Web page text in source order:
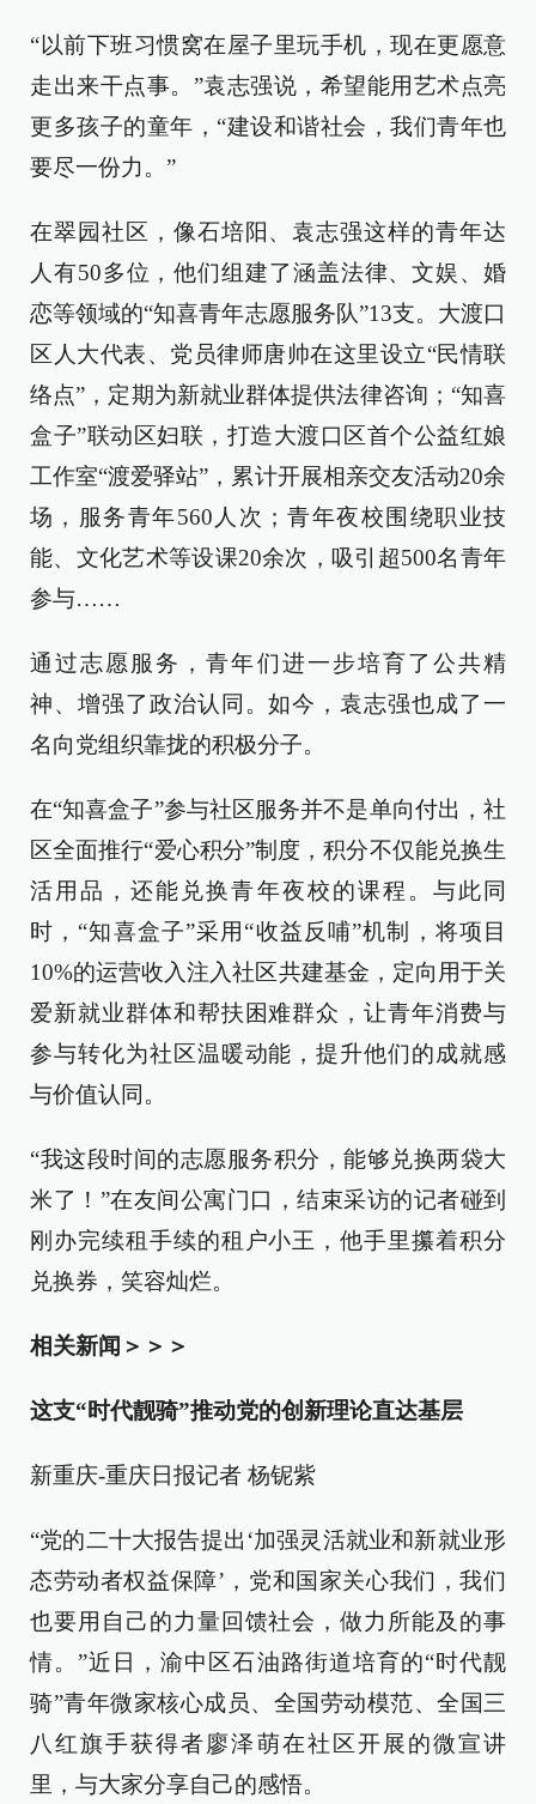
“以前下班习惯窝在屋子里玩手机，现在更愿意
走出来干点事。”袁志强说，希望能用艺术点亮
更多孩子的童年，“建设和谐社会，我们青年也
要尽一份力。”
在翠园社区，像石培阳、袁志强这样的青年达
人有50多位，他们组建了涵盖法律、文娱、婚
恋等领域的“知喜青年志愿服务队”13支。大渡口
区人大代表、党员律师唐帅在这里设立“民情联
络点”，定期为新就业群体提供法律咨询；“知喜
盒子”联动区妇联，打造大渡口区首个公益红娘
工作室“渡爱驿站”，累计开展相亲交友活动20余
场，服务青年560人次；青年夜校围绕职业技
能、文化艺术等设课20余次，吸引超500名青年
参与……
通过志愿服务，青年们进一步培育了公共精
神、增强了政治认同。如今，袁志强也成了一
名向党组织靠拢的积极分子。
在“知喜盒子”参与社区服务并不是单向付出，社
区全面推行“爱心积分”制度，积分不仅能兑换生
活用品，还能兑换青年夜校的课程。与此同
时，“知喜盒子”采用“收益反哺”机制，将项目
10%的运营收入注入社区共建基金，定向用于关
爱新就业群体和帮扶困难群众，让青年消费与
参与转化为社区温暖动能，提升他们的成就感
与价值认同。
“我这段时间的志愿服务积分，能够兑换两袋大
米了！”在友间公寓门口，结束采访的记者碰到
刚办完续租手续的租户小王，他手里攥着积分
兑换券，笑容灿烂。
相关新闻＞＞＞
这支“时代靓骑”推动党的创新理论直达基层
新重庆-重庆日报记者 杨铌紫
“党的二十大报告提出‘加强灵活就业和新就业形
态劳动者权益保障’，党和国家关心我们，我们
也要用自己的力量回馈社会，做力所能及的事
情。”近日，渝中区石油路街道培育的“时代靓
骑”青年微家核心成员、全国劳动模范、全国三
八红旗手获得者廖泽萌在社区开展的微宣讲
里，与大家分享自己的感悟。